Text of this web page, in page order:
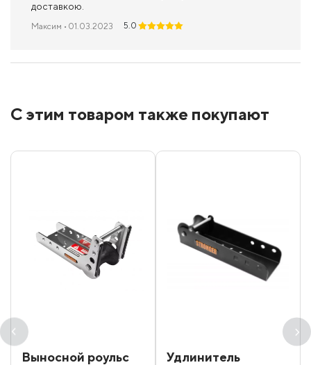
доставкою.
Максим • 01.03.2023 5.0
С этим товаром также покупают
Выносной роульс
Удлинитель